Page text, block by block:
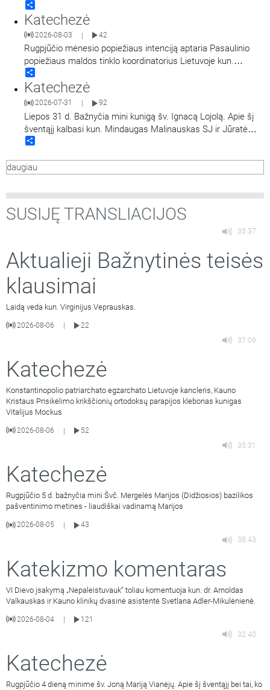
kalba kun. dr. Nerijus Pipiras.
Katechezė
2026-08-03 | 42
Rugpjūčio mėnesio popiežiaus intenciją aptaria Pasaulinio
popiežiaus maldos tinklo koordinatorius Lietuvoje kun.
Mindaugas Malinauskas SJ. Kalbina Aistė Ivanovaitė-
Petraitienė.
Katechezė
2026-07-31 92
Liepos 31 d. Bažnyčia mini kunigą šv. Ignacą Lojolą. Apie šį
šventąjį kalbasi kun. Mindaugas Malinauskas SJ ir Jūratė
Bieliauskaitė.
daugiau
SUSIJĘ TRANSLIACIJOS
35:37
Aktualieji Bažnytinės teisės
klausimai
Laidą veda kun. Virginijus Veprauskas.
2026-08-06
22
37:09
Katechezė
Konstantinopolio patriarchato egzarchato Lietuvoje kancleris, Kauno
Kristaus Prisikėlimo krikščionių ortodoksų parapijos klebonas kunigas
Vitalijus Mockus
2026-08-06 |
52
35:31
Katechezė
Rugpjūčio 5 d. bažnyčia mini Švč. Mergelės Marijos (Didžiosios) bazilikos
pašventinimo metines - liaudiškai vadinamą Marijos
2026-08-05
43
38:43
Katekizmo komentaras
VI Dievo įsakymą „Nepaleistuvauk“ toliau komentuoja kun. dr. Arnoldas
Valkauskas ir Kauno klinikų dvasinė asistentė Svetlana Adler-Mikulėnienė.
2026-08-04
121
32:40
Katechezė
Rugpjūčio 4 dieną minime šv. Joną Mariją Vianėjų. Apie šį šventąjį bei tai, ko